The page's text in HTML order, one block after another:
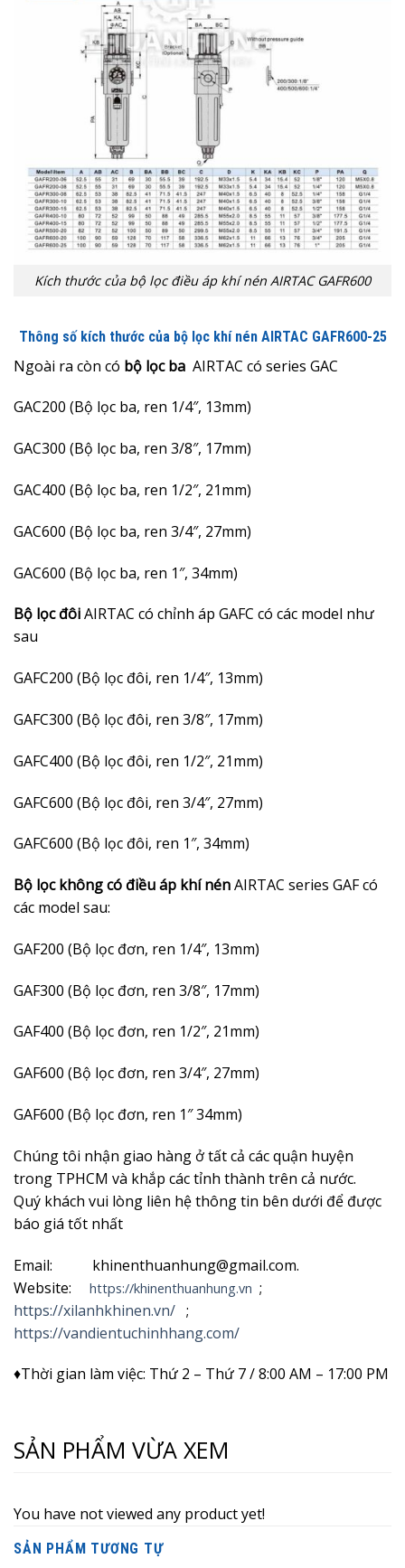
Kích thước của bộ lọc điều áp khí nén AIRTAC GAFR600
Thông số kích thước của bộ lọc khí nén AIRTAC GAFR600-25
Ngoài ra còn có bộ lọc ba AIRTAC có series GAC
GAC200 (Bộ lọc ba, ren 1/4″, 13mm)
GAC300 (Bộ lọc ba, ren 3/8″, 17mm)
GAC400 (Bộ lọc ba, ren 1/2″, 21mm)
GAC600 (Bộ lọc ba, ren 3/4″, 27mm)
GAC600 (Bộ lọc ba, ren 1″, 34mm)
Bộ lọc đôiAIRTAC có chỉnh áp GAFC có các model như
sau
GAFC200 (Bộ lọc đôi, ren 1/4″, 13mm)
GAFC300 (Bộ lọc đôi, ren 3/8″, 17mm)
GAFC400 (Bộ lọc đôi, ren 1/2″, 21mm)
GAFC600 (Bộ lọc đôi, ren 3/4″, 27mm)
GAFC600 (Bộ lọc đôi, ren 1″, 34mm)
Bộ lọc không có điều áp khí nénAIRTAC series GAF có
các model sau:
GAF200 (Bộ lọc đơn, ren 1/4″, 13mm)
GAF300 (Bộ lọc đơn, ren 3/8″, 17mm)
GAF400 (Bộ lọc đơn, ren 1/2″, 21mm)
GAF600 (Bộ lọc đơn, ren 3/4″, 27mm)
GAF600 (Bộ lọc đơn, ren 1″ 34mm)
Chúng tôi nhận giao hàng ở tất cả các quận huyện
trong TPHCM và khắp các tỉnh thành trên cả nước.
Quý khách vui lòng liên hệ thông tin bên dưới để được
báo giá tốt nhất
Email: khinenthuanhung@gmail.com.
Website: https://khinenthuanhung.vn ;
https://xilanhkhinen.vn/ ;
https://vandientuchinhhang.com/
♦Thời gian làm việc: Thứ 2 – Thứ 7 / 8:00 AM – 17:00 PM
SẢN PHẨM VỪA XEM
You have not viewed any product yet!
SẢN PHẨM TƯƠNG TỰ